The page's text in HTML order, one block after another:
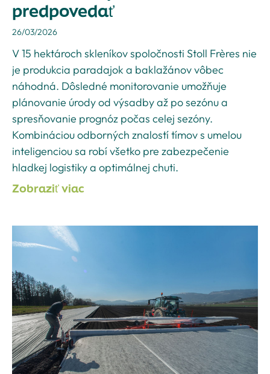
predpovedať
26/03/2026
V 15 hektároch skleníkov spoločnosti Stoll Frères nie
je produkcia paradajok a baklažánov vôbec
náhodná. Dôsledné monitorovanie umožňuje
plánovanie úrody od výsadby až po sezónu a
spresňovanie prognóz počas celej sezóny.
Kombináciou odborných znalostí tímov s umelou
inteligenciou sa robí všetko pre zabezpečenie
hladkej logistiky a optimálnej chuti.
Zobraziť viac